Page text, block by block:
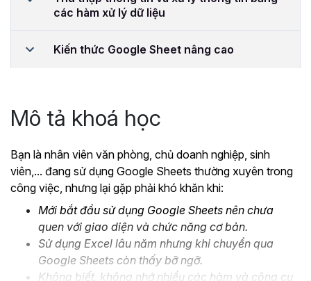
các hàm xử lý dữ liệu
Kiến thức Google Sheet nâng cao
Mô tả khoá học
Bạn là nhân viên văn phòng, chủ doanh nghiệp, sinh
viên,... đang sử dụng Google Sheets thường xuyên trong
công việc, nhưng lại gặp phải khó khăn khi:
Mới bắt đầu sử dụng Google Sheets nên chưa
quen với giao diện và chức năng cơ bản.
Sử dụng Excel lâu năm nhưng khi chuyển qua
Google Sheets còn thấy bỡ ngỡ.
Không biết, không nhớ nhiều các hàm và công cụ